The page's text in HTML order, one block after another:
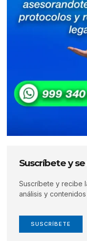
Suscríbete y
Suscríbete y recibe
análisis y
SUSCRÍBETE